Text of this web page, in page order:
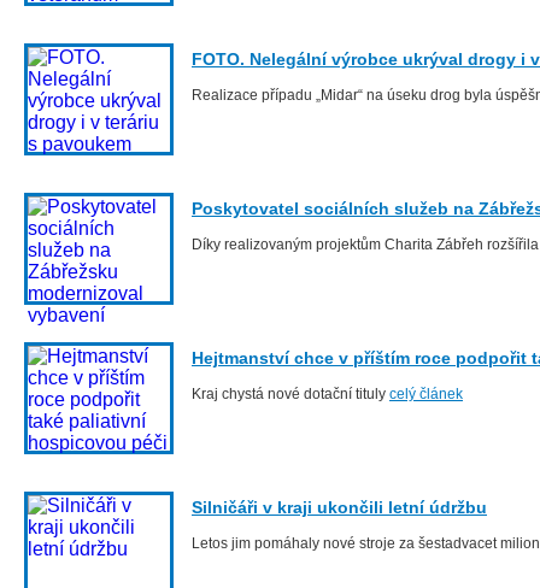
FOTO. Nelegální výrobce ukrýval drogy i
Realizace případu „Midar“ na úseku drog byla
Poskytovatel sociálních služeb na
Díky realizovaným projektům Charita Zábřeh
Hejtmanství chce v příštím roce podpořit
Kraj chystá nové dotační tituly celý článek
Silničáři v kraji ukončili letní údržbu
Letos jim pomáhaly nové stroje za šestadvacet